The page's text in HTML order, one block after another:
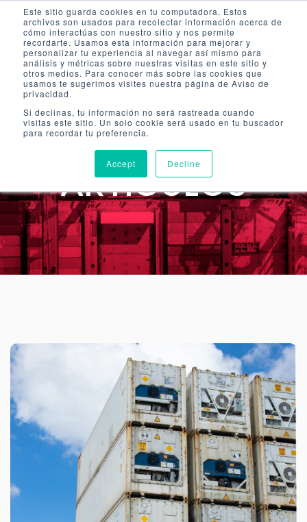
Este sitio guarda cookies en tu computadora. Estos
archivos son usados para recolectar información acerca de
cómo interactúas con nuestro sitio y nos permite
recordarte. Usamos esta información para mejorar y
personalizar tu experiencia al navegar así mismo para
análisis y métricas sobre nuestras visitas en este sitio y
otros medios. Para conocer más sobre las cookies que
usamos te sugerimos visites nuestra página de Aviso de
privacidad.
Si declinas, tu información no será rastreada cuando
visitas este sitio. Un solo cookie será usado en tu buscador
para recordar tu preferencia.
Accept Decline
NOTICIAS Y
ARTÍCULOS